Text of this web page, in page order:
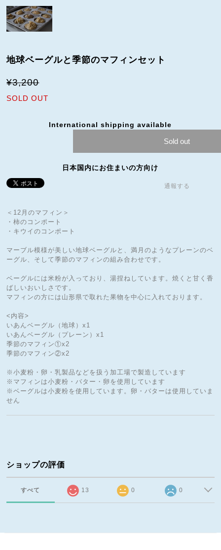
地球ベーグルと季節のマフィンセット
¥3,200
SOLD OUT
International shipping available
Sold out
日本国内にお住まいの方向け
通報する
＜12月のマフィン＞
・柿のコンポート
・キウイのコンポート
マーブル模様が美しい地球ベーグルと、満月のようなプレーンのベ
ーグル、そして季節のマフィンの組み合わせです。
ベーグルには米粉が入っており、湯捏ねしています。焼くと甘く香
ばしいおいしさです。
マフィンの方には山形県で取れた果物を中心に入れております。
<内容>
いあんベーグル（地球）x1
いあんベーグル（プレーン）x1
季節のマフィン①x2
季節のマフィン②x2
※小麦粉・卵・乳製品などを扱う加工場で製造しています
※マフィンは小麦粉・バター・卵を使用しています
※ベーグルは小麦粉を使用しています。卵・バターは使用していま
せん
ショップの評価
すべて 13 0 0